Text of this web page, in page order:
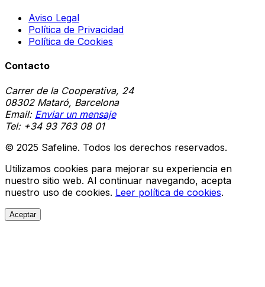
Aviso Legal
Política de Privacidad
Política de Cookies
Contacto
Carrer de la Cooperativa, 24
08302 Mataró, Barcelona
Email: Enviar un mensaje
Tel:+34 93 763 08 01
© 2025 Safeline. Todos los derechos reservados.
Utilizamos cookies para mejorar su experiencia en
nuestro sitio web. Al continuar navegando, acepta
nuestro uso de cookies. Leer política de cookies.
Aceptar